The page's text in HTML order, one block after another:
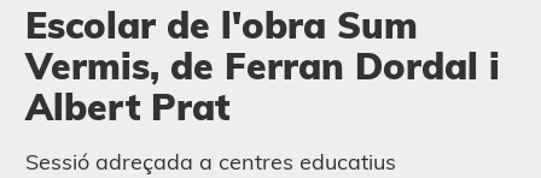
Escolar de l'obra Sum
Vermis, de Ferran Dordal i
Albert Prat
Sessió adreçada a centres educatius